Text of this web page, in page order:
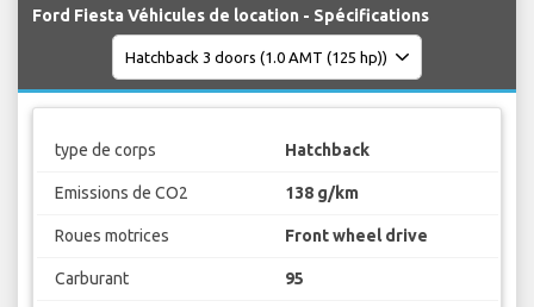
Ford Fiesta Véhicules de location - Spécifications
type de corps Hatchback
Emissions de CO2 138 g/km
Roues motrices Front wheel drive
Carburant 95